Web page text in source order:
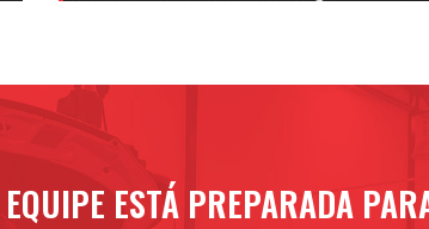
estratégias bem definidas,
patrimônio maior – o ser
ESTÁ PREPARADA